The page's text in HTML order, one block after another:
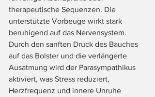
therapeutische Sequenzen. Die
unterstützte Vorbeuge wirkt stark
beruhigend auf das Nervensystem.
Durch den sanften Druck des Bauches
auf das Bolster und die verlängerte
Ausatmung wird der Parasympathikus
aktiviert, was Stress reduziert,
Herzfrequenz und innere Unruhe